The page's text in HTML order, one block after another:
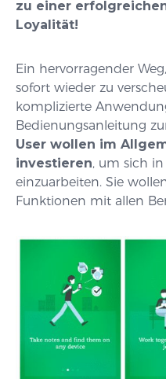
zu einer
Loyalität!
Ein hervorragender
sofort wieder zu
komplizierte
Bedienungsanleitung
User wollen im
investieren, um sich
einzuarbeiten. Sie
Funktionen mit allen